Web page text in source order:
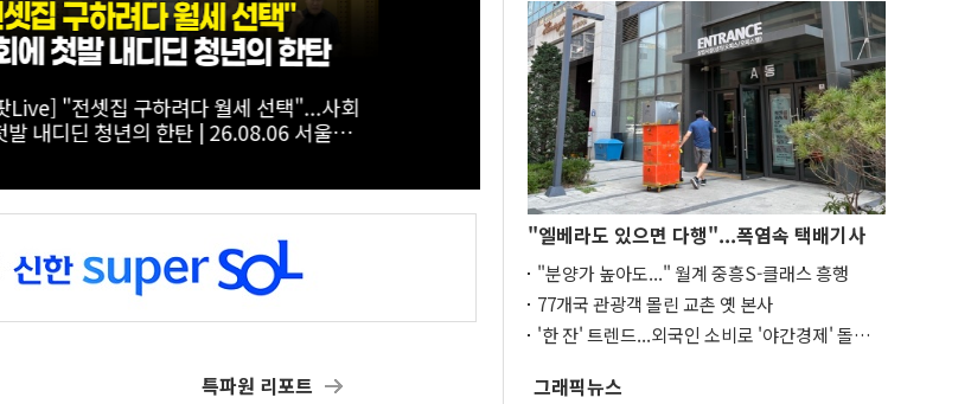
[스팟Live] '투미TV' 김제경이 내린 李정부 부동
산 정책 점수는? | 26.08.06 서울시 부동산 대토
[스팟Live] 현직 공인중개사가 말하는 전월세 세
입자들이 맞닥뜨릴 현실 | 26.08.06 서울시 부동
산 대토론회
특파원 리포트
"엘베라도 있으면 다행"...폭염속 택배기사
"분양가 높아도..." 월계 중흥S-클래스 흥행
77개국 관광객 몰린 교촌 옛 본사
'한 잔' 트렌드...외국인 소비로 '야간경제' 돌파
그래픽뉴스